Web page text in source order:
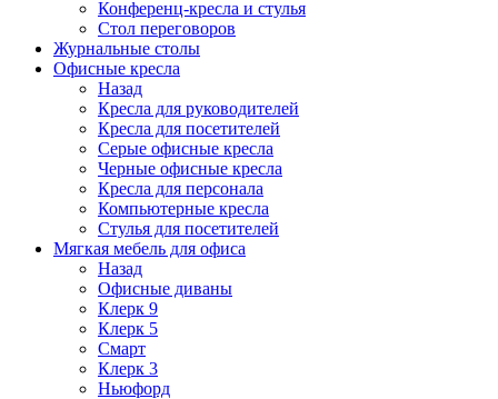
Конференц-кресла и стулья
Стол переговоров
Журнальные столы
Офисные кресла
Назад
Кресла для руководителей
Кресла для посетителей
Серые офисные кресла
Черные офисные кресла
Кресла для персонала
Компьютерные кресла
Стулья для посетителей
Мягкая мебель для офиса
Назад
Офисные диваны
Клерк 9
Клерк 5
Смарт
Клерк 3
Ньюфорд